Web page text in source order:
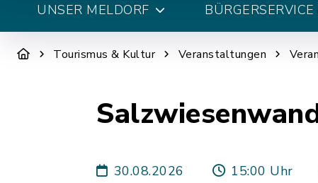
UNSER MELDORF
Tourismus & Kultur Veranstaltungen
30.08.2026 15:00 Uhr